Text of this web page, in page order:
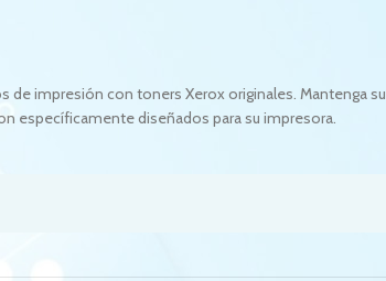
impresión con toners Xerox originales. Mantenga su
específicamente diseñados para su impresora.